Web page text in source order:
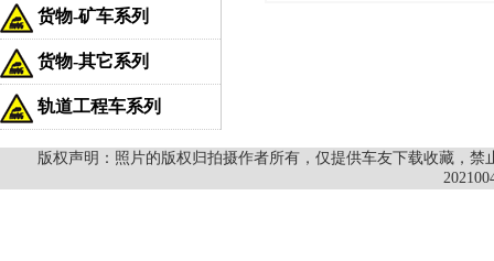
货物-矿车系列
货物-其它系列
轨道工程车系列
版权声明：照片的版权归拍摄作者所有，仅提供车友下载收藏，